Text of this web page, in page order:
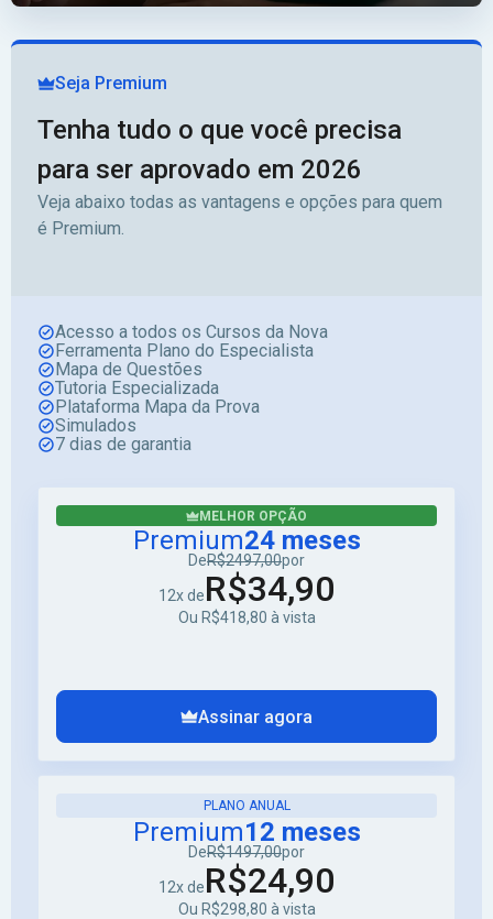
Seja Premium
Tenha tudo o que você precisa
para ser aprovado em 2026
Veja abaixo todas as vantagens e opções para quem
é Premium.
Acesso a todos os Cursos da Nova
Ferramenta Plano do Especialista
Mapa de Questões
Tutoria Especializada
Plataforma Mapa da Prova
Simulados
7 dias de garantia
MELHOR OPÇÃO
Premium24 meses
DeR$2497,00por
12x deR$34,90
Ou R$418,80 à vista
Assinar agora
PLANO ANUAL
Premium12 meses
DeR$1497,00por
12x deR$24,90
Ou R$298,80 à vista